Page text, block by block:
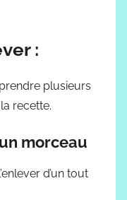
:
plusieurs
recette.
morceau
d’un tout